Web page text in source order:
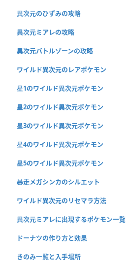
異次元のひずみの攻略
異次元ミアレの攻略
異次元バトルゾーンの攻略
ワイルド異次元のレアポケモン
星1のワイルド異次元ポケモン
星2のワイルド異次元ポケモン
星3のワイルド異次元ポケモン
星4のワイルド異次元ポケモン
星5のワイルド異次元ポケモン
暴走メガシンカのシルエット
ワイルド異次元のリセマラ方法
異次元ミアレに出現するポケモン一覧
ドーナツの作り方と効果
きのみ一覧と入手場所